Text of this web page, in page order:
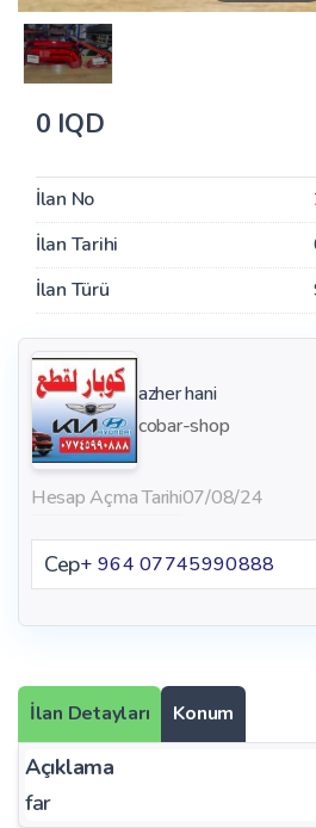
0 IQD
İlan No
İlan Tarihi
İlan Türü
azher hani
cobar-shop
Hesap Açma Tarihi07/08/24
Cep+ 964 07745990888
İlan Detayları Konum
Açıklama
far